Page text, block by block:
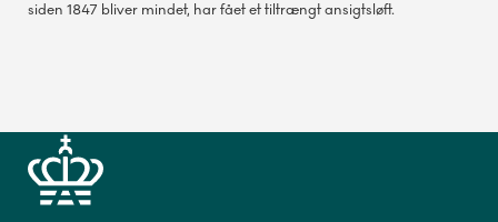
siden 1847 bliver mindet, har fået et tiltrængt ansigtsløft.